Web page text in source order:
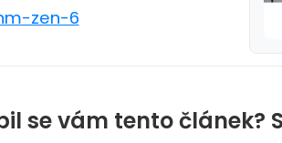
zen-6
se vám tento článek?